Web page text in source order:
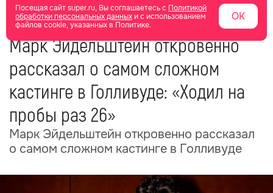
Посещая сайт super.ru, Вы соглашаетесь с Политикой
обработки персональных данныхи с использованием
файлов cookie, указанных в Политике.
ОК
главная новости о звездах новости
08 июня 06:11
Марк Эйдельштейн откровенно
рассказал о самом сложном
кастинге в Голливуде: «Ходил на
пробы раз 26»
Марк Эйдельштейн откровенно рассказал
о самом сложном кастинге в Голливуде